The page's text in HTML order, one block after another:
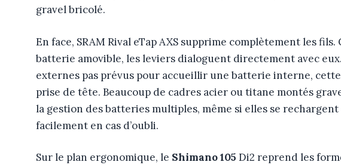
gravel bricolé.
En face, SRAM Rival eTap AXS supprime complètement les
batterie amovible, les leviers dialoguent directement avec
externes pas prévus pour accueillir une batterie interne,
prise de tête. Beaucoup de cadres acier ou titane montés
la gestion des batteries multiples, même si elles se
facilement en cas d’oubli.
Sur le plan ergonomique, le Shimano 105 Di2 reprend les